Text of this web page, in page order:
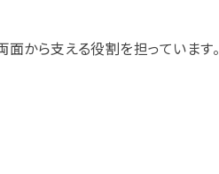
から支える役割を担っています。